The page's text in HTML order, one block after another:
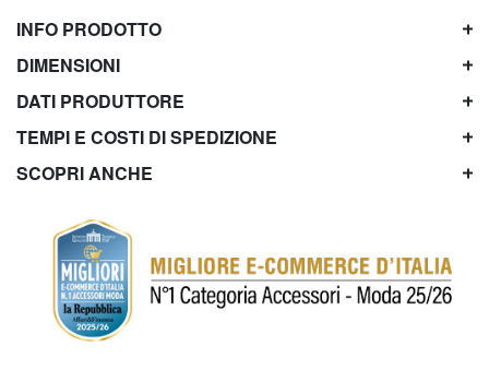
INFO PRODOTTO
DIMENSIONI
DATI PRODUTTORE
TEMPI E COSTI DI SPEDIZIONE
SCOPRI ANCHE